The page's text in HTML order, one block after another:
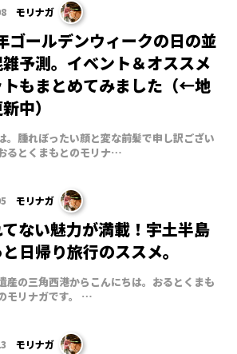
モリナガ
ゴールデンウィークの日の並
予測。イベント＆オススメ
トもまとめてみました（←地
中）
。腫れぼったい顔と変な前髪で申し訳ござい
るとくまもとのモリナ…
モリナガ
ない魅力が満載！宇土半島
日帰り旅行のススメ。
産の三角西港からこんにちは。おるとくまも
モリナガです。 …
モリナガ